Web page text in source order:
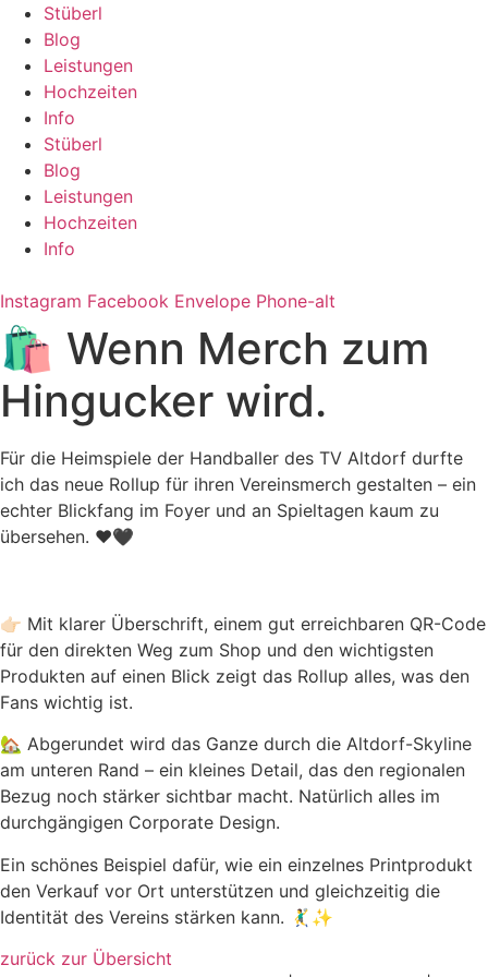
Zum
Inhalt
springen
Stüberl
Blog
Leistungen
Hochzeiten
Info
Stüberl
Blog
Leistungen
Hochzeiten
Info
Instagram Facebook Envelope Phone-alt
🛍️ Wenn Merch zum
Hingucker wird.
Für die Heimspiele der Handballer des TV Altdorf durfte
ich das neue Rollup für ihren Vereinsmerch gestalten – ein
echter Blickfang im Foyer und an Spieltagen kaum zu
übersehen. ❤️🖤
👉🏻 Mit klarer Überschrift, einem gut erreichbaren QR-Code
für den direkten Weg zum Shop und den wichtigsten
Produkten auf einen Blick zeigt das Rollup alles, was den
Fans wichtig ist.
🏡 Abgerundet wird das Ganze durch die Altdorf-Skyline
am unteren Rand – ein kleines Detail, das den regionalen
Bezug noch stärker sichtbar macht. Natürlich alles im
durchgängigen Corporate Design.
Ein schönes Beispiel dafür, wie ein einzelnes Printprodukt
den Verkauf vor Ort unterstützen und gleichzeitig die
Identität des Vereins stärken kann. 🤾‍♂️✨
zurück zur Übersicht